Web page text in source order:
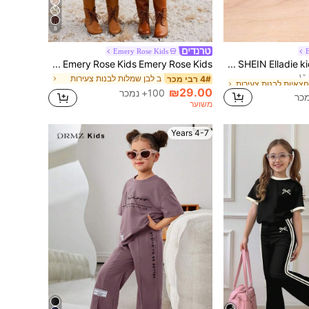
SHEIN Elladie kids בחורה צעירה חלק חצאית קפלים
לבנות צעירות
לבנות צעירות
לבנות צעירות
6
Emery Rose Kids
Emery Rose Kids Emery Rose Kids שמלת קיץ לבנה לבנות צעירות בסגנון פיה עם הדפס פרחים קטנים, צווארון עגול, שרוולים ארוכים נפוחים, גזרה A-Line, שמלת עוגה, תואמת למשפחה לאמא, אחיות ולי, לחתונה ומסיבת כלולות
4# רבי מכר ב לבן שמלות לבנות צעירות
₪29.00 100+ נמכר
משוער
4-7 Years